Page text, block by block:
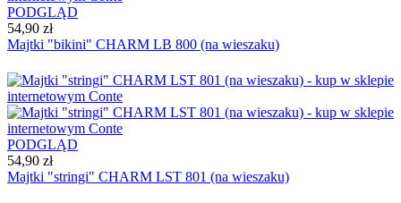
PODGLĄD
54,90 zł
Majtki "bikini" CHARM LB 800 (na wieszaku)
PODGLĄD
54,90 zł
Majtki "stringi" CHARM LST 801 (na wieszaku)